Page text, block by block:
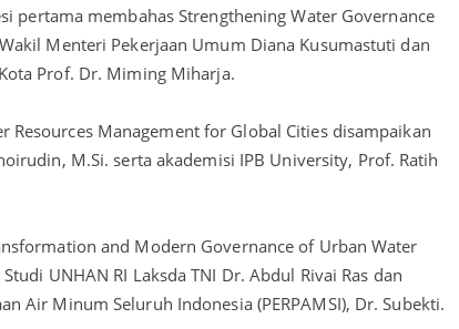
pertama membahas Strengthening Water Governance
Menteri Pekerjaan Umum Diana Kusumastuti dan
Prof. Dr. Miming Miharja.
Resources Management for Global Cities disampaikan
M.Si. serta akademisi IPB University, Prof. Ratih
and Modern Governance of Urban Water
UNHAN RI Laksda TNI Dr. Abdul Rivai Ras dan
Air Minum Seluruh Indonesia (PERPAMSI), Dr. Subekti.